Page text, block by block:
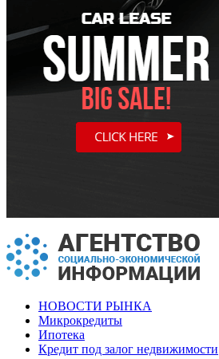
НОВОСТИ РЫНКА
Микрокредиты
Ипотека
Кредит под залог недвижимости